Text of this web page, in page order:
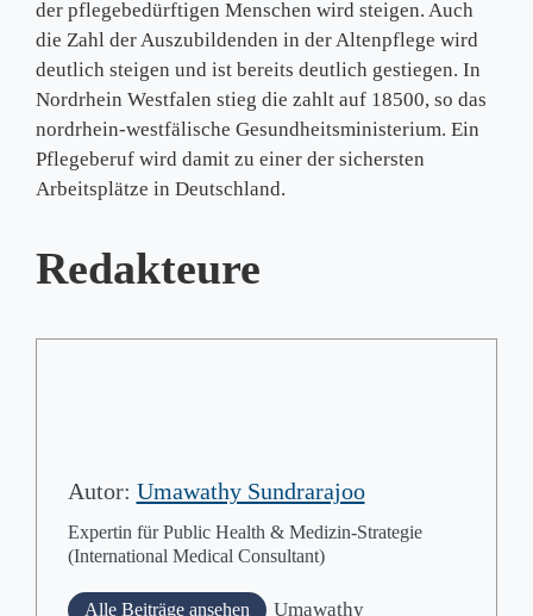
der pflegebedürftigen Menschen wird steigen. Auch
die Zahl der Auszubildenden in der Altenpflege wird
deutlich steigen und ist bereits deutlich gestiegen. In
Nordrhein Westfalen stieg die zahlt auf 18500, so das
nordrhein-westfälische Gesundheitsministerium. Ein
Pflegeberuf wird damit zu einer der sichersten
Arbeitsplätze in Deutschland.
Redakteure
Autor: Umawathy Sundrarajoo
Expertin für Public Health & Medizin-Strategie
(International Medical Consultant)
Alle Beiträge ansehen
Umawathy